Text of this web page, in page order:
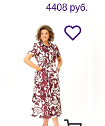
4408 руб.